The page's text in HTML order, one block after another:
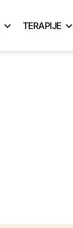
TERAPIJE